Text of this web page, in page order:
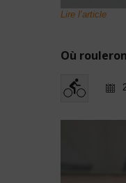
Lire l’article
Où